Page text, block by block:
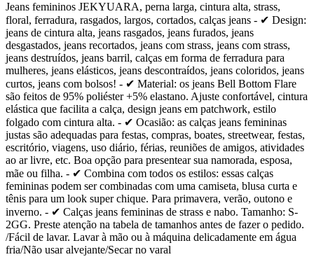
Jeans femininos JEKYUARA, perna larga, cintura alta, strass,
floral, ferradura, rasgados, largos, cortados, calças jeans - ✔ Design:
jeans de cintura alta, jeans rasgados, jeans furados, jeans
desgastados, jeans recortados, jeans com strass, jeans com strass,
jeans destruídos, jeans barril, calças em forma de ferradura para
mulheres, jeans elásticos, jeans descontraídos, jeans coloridos, jeans
curtos, jeans com bolsos! - ✔ Material: os jeans Bell Bottom Flare
são feitos de 95% poliéster +5% elastano. Ajuste confortável, cintura
elástica que facilita a calça, design jeans em patchwork, estilo
folgado com cintura alta. - ✔ Ocasião: as calças jeans femininas
justas são adequadas para festas, compras, boates, streetwear, festas,
escritório, viagens, uso diário, férias, reuniões de amigos, atividades
ao ar livre, etc. Boa opção para presentear sua namorada, esposa,
mãe ou filha. - ✔ Combina com todos os estilos: essas calças
femininas podem ser combinadas com uma camiseta, blusa curta e
tênis para um look super chique. Para primavera, verão, outono e
inverno. - ✔ Calças jeans femininas de strass e nabo. Tamanho: S-
2GG. Preste atenção na tabela de tamanhos antes de fazer o pedido.
/Fácil de lavar. Lavar à mão ou à máquina delicadamente em água
fria/Não usar alvejante/Secar no varal